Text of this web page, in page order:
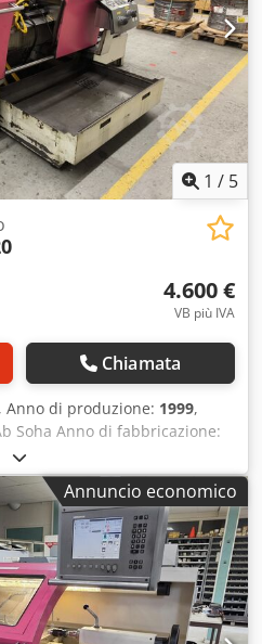
1 / 5
4.600 €
VB più IVA
Chiamata
, Anno di produzione: 1999,
Soha Anno di fabbricazione:
Annuncio economico